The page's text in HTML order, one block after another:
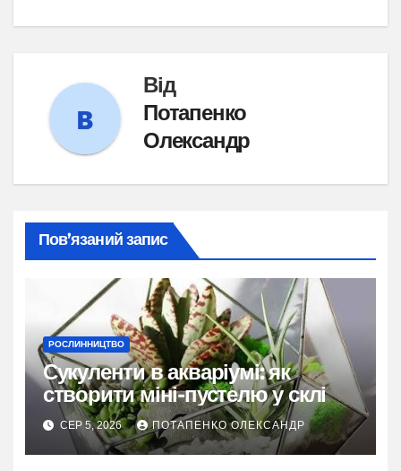
Від
Потапенко
Олександр
Пов’язаний запис
РОСЛИННИЦТВО
Сукуленти в акваріумі: як
створити міні-пустелю у склі
СЕР 5, 2026 ПОТАПЕНКО ОЛЕКСАНДР